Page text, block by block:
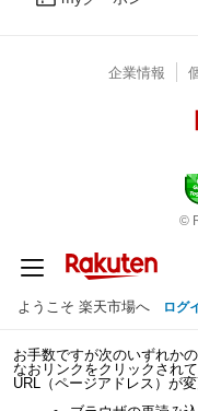
企業情報
©
ようこそ 楽天市場へ ログ
お手数ですが次のいずれか
なおリンクをクリックされ
URL（ページアドレス）が